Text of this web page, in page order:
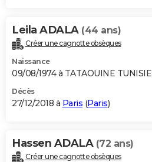
Leila ADALA (44 ans)
Créer une cagnotte obsèques
Naissance
09/08/1974 à TATAOUINE TUNISIE
Décès
27/12/2018 à Paris (Paris)
Hassen ADALA (72 ans)
Créer une cagnotte obsèques